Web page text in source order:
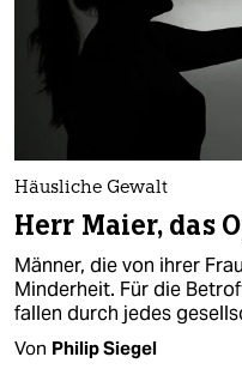
Häusliche Gewalt
Herr Maier, das
Männer, die von ihrer
Minderheit. Für die
fallen durch jedes
Von Philip Siegel